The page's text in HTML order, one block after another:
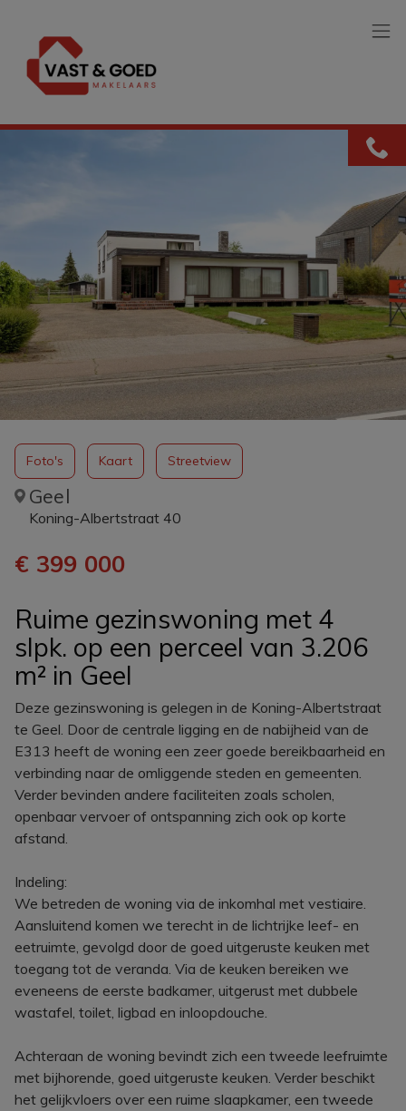
Ruime gezinswoning met 4
slpk. op een perceel van 3.206
m² in Geel
Geel
Koning-Albertstraat 40
€ 399 000
Foto's Kaart Streetview
Deze gezinswoning is gelegen in de Koning-Albertstraat
te Geel. Door de centrale ligging en de nabijheid van de
E313 heeft de woning een zeer goede bereikbaarheid en
verbinding naar de omliggende steden en gemeenten.
Verder bevinden andere faciliteiten zoals scholen,
openbaar vervoer of ontspanning zich ook op korte
afstand.
Indeling:
We betreden de woning via de inkomhal met vestiaire.
Aansluitend komen we terecht in de lichtrijke leef- en
eetruimte, gevolgd door de goed uitgeruste keuken met
toegang tot de veranda. Via de keuken bereiken we
eveneens de eerste badkamer, uitgerust met dubbele
wastafel, toilet, ligbad en inloopdouche.
Achteraan de woning bevindt zich een tweede leefruimte
met bijhorende, goed uitgeruste keuken. Verder beschikt
het gelijkvloers over een ruime slaapkamer, een tweede